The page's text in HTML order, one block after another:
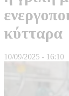
κύτταρα
10/09/2025 - 16:10